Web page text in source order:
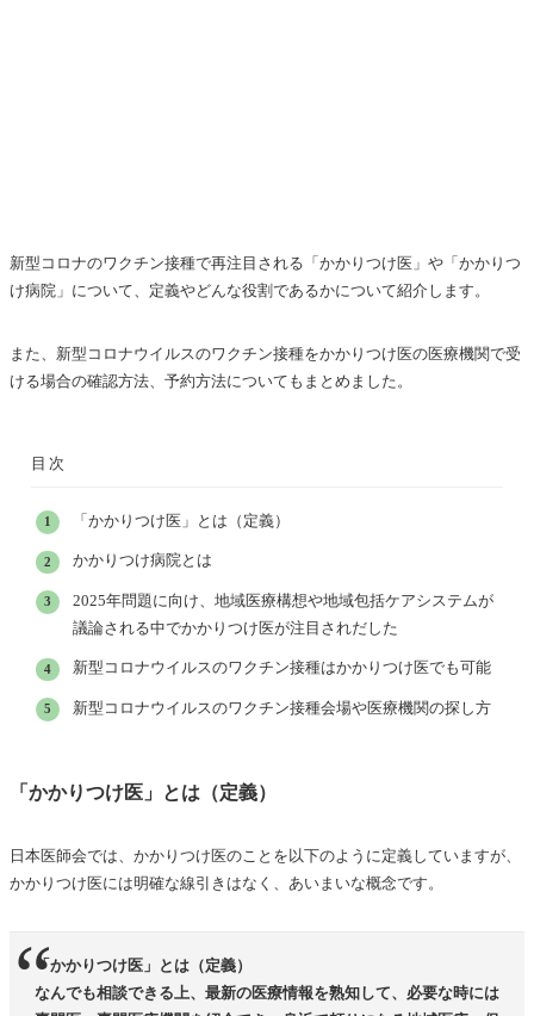
新型コロナのワクチン接種で再注目される「かかりつけ医」や「かかりつ
け病院」について、定義やどんな役割であるかについて紹介します。
また、新型コロナウイルスのワクチン接種をかかりつけ医の医療機関で受
ける場合の確認方法、予約方法についてもまとめました。
目次
「かかりつけ医」とは（定義）
かかりつけ病院とは
2025年問題に向け、地域医療構想や地域包括ケアシステムが
議論される中でかかりつけ医が注目されだした
新型コロナウイルスのワクチン接種はかかりつけ医でも可能
新型コロナウイルスのワクチン接種会場や医療機関の探し方
「かかりつけ医」とは（定義）
日本医師会では、かかりつけ医のことを以下のように定義していますが、
かかりつけ医には明確な線引きはなく、あいまいな概念です。
「かかりつけ医」とは（定義）
なんでも相談できる上、最新の医療情報を熟知して、必要な時には